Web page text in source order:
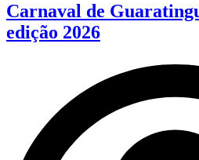
Carnaval de
edição 2026